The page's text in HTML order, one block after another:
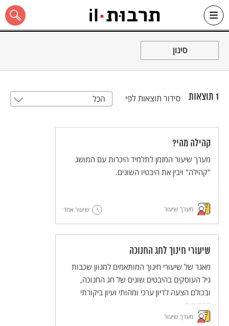
Skip
כל האתר
סינון
1 תוצאות סידור תוצאות לפי הכל
קהילה מהי?
מערך שיעור המזמן לתלמיד היכרות עם המושג
"קהילה" ויבין את היבטיו השונים.
מערך שיעור שיעור אחד
שיעורי חינוך לחג החנוכה
מאגר של שיעורי חינוך המותאמים למגוון שכבות
גיל העוסקים בהיבטים שונים של חג החנוכה,
ובכולם הצעה לדיון ערכי ומהותי ועיון ביקורתי
במקורות.
מערך שיעור